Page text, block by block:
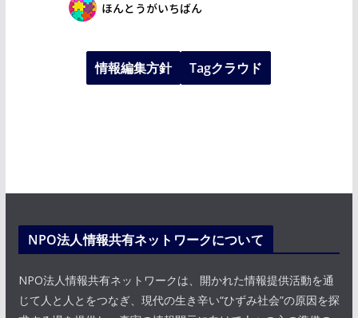
情報編集方針 Tagクラウド
NPO法人情報共有ネットワークについて
NPO法人情報共有ネットワークは、開かれた情報提供活動を通
じて人と人とをつなぎ、現代の生き辛い“ひずみ社会”の原因を探